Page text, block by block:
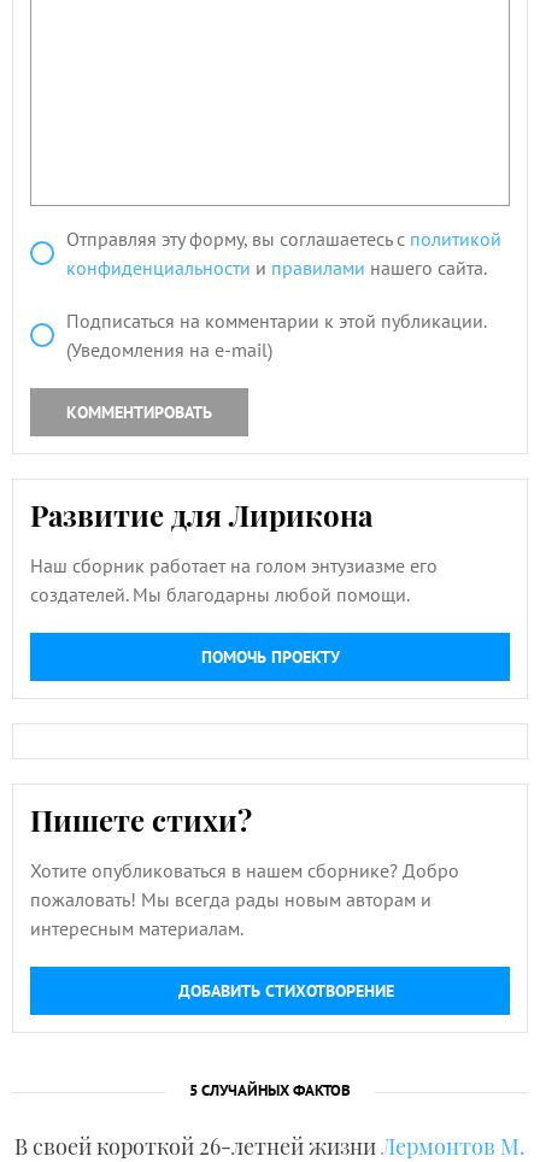
Отправляя эту форму, вы соглашаетесь с политикой
конфиденциальности и правилами нашего сайта.
Подписаться на комментарии к этой публикации.
(Уведомления на e-mail)
КОММЕНТИРОВАТЬ
Развитие для Лирикона
Наш сборник работает на голом энтузиазме его
создателей. Мы благодарны любой помощи.
ПОМОЧЬ ПРОЕКТУ
Пишете стихи?
Хотите опубликоваться в нашем сборнике? Добро
пожаловать! Мы всегда рады новым авторам и
интересным материалам.
ДОБАВИТЬ СТИХОТВОРЕНИЕ
5 СЛУЧАЙНЫХ ФАКТОВ
В своей короткой 26-летней жизниЛермонтов М.